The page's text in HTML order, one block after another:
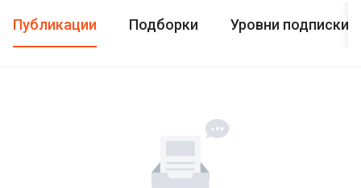
Публикации Подборки Уровни подписки